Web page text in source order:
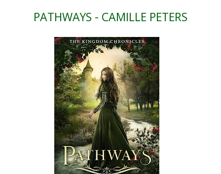
PATHWAYS - CAMILLE PETERS